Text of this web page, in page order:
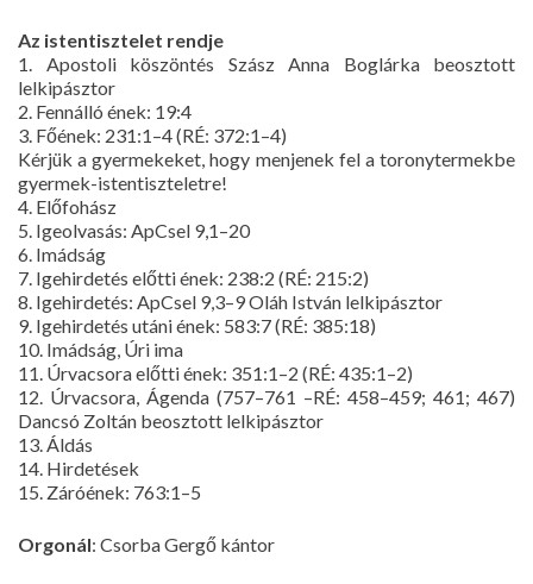
Az istentisztelet rendje
1. Apostoli köszöntés Szász Anna Boglárka beosztott
lelkipásztor
2. Fennálló ének: 19:4
3. Főének: 231:1–4 (RÉ: 372:1–4)
Kérjük a gyermekeket, hogy menjenek fel a toronytermekbe
gyermek-istentiszteletre!
4. Előfohász
5. Igeolvasás: ApCsel 9,1–20
6. Imádság
7. Igehirdetés előtti ének: 238:2 (RÉ: 215:2)
8. Igehirdetés: ApCsel 9,3–9 Oláh István lelkipásztor
9. Igehirdetés utáni ének: 583:7 (RÉ: 385:18)
10. Imádság, Úri ima
11. Úrvacsora előtti ének: 351:1–2 (RÉ: 435:1–2)
12. Úrvacsora, Ágenda (757–761 –RÉ: 458–459; 461; 467)
Dancsó Zoltán beosztott lelkipásztor
13. Áldás
14. Hirdetések
15. Záróének: 763:1–5
Orgonál: Csorba Gergő kántor